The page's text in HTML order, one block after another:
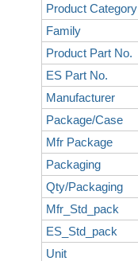
Product Category
Family
Product Part No.
ES Part No.
Manufacturer
Package/Case
Mfr Package
Packaging
Qty/Packaging
Mfr_Std_pack
ES_Std_pack
Unit